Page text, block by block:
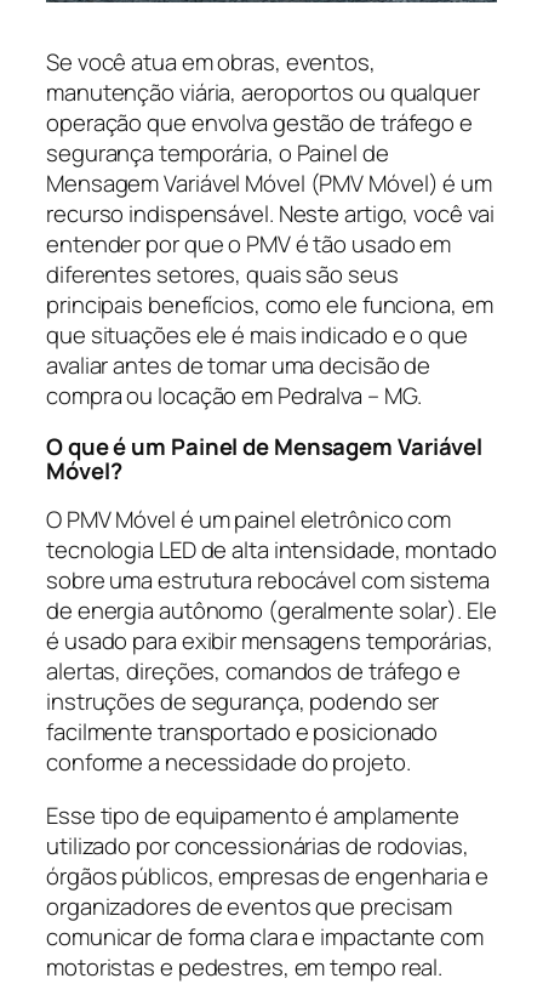
Se você atua em obras, eventos,
manutenção viária, aeroportos ou qualquer
operação que envolva gestão de tráfego e
segurança temporária, o Painel de
Mensagem Variável Móvel (PMV Móvel) é um
recurso indispensável. Neste artigo, você vai
entender por que o PMV é tão usado em
diferentes setores, quais são seus
principais benefícios, como ele funciona, em
que situações ele é mais indicado e o que
avaliar antes de tomar uma decisão de
compra ou locação em Pedralva – MG.
O que é um Painel de Mensagem Variável
Móvel?
O PMV Móvel é um painel eletrônico com
tecnologia LED de alta intensidade, montado
sobre uma estrutura rebocável com sistema
de energia autônomo (geralmente solar). Ele
é usado para exibir mensagens temporárias,
alertas, direções, comandos de tráfego e
instruções de segurança, podendo ser
facilmente transportado e posicionado
conforme a necessidade do projeto.
Esse tipo de equipamento é amplamente
utilizado por concessionárias de rodovias,
órgãos públicos, empresas de engenharia e
organizadores de eventos que precisam
comunicar de forma clara e impactante com
motoristas e pedestres, em tempo real.